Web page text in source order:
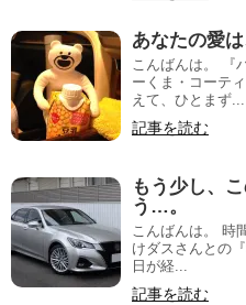
あなたの愛
こんばんは。 『
ーくま・コーテ
えて、ひとまず...
記事を読む
もう少し、
う…。
こんばんは。 時
けダスさんとの
日が経...
記事を読む